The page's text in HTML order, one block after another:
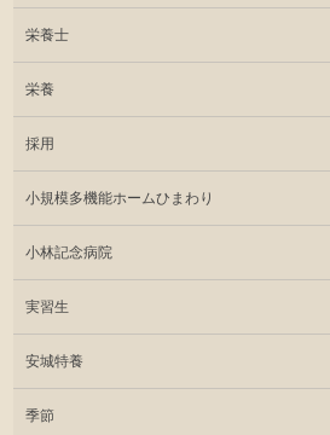
栄養士
栄養
採用
小規模多機能ホームひまわり
小林記念病院
実習生
安城特養
季節